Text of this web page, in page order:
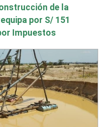
de la
por S/ 151
Impuestos